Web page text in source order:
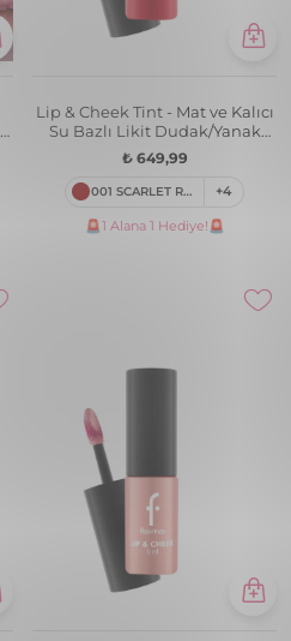
Lip & Cheek Tint - Mat ve Kalıcı
Su Bazlı Likit Dudak/Yanak
Renklendiricisi
₺ 649,99
001 SCARLET RUBY +4
🚨1 Alana 1 Hediye!🚨